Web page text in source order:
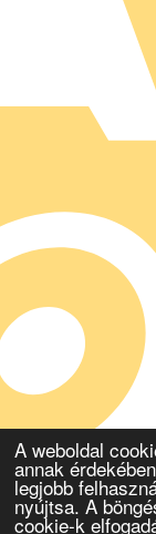
A weboldal
annak
legjobb
nyújtsa. A
cookie-k